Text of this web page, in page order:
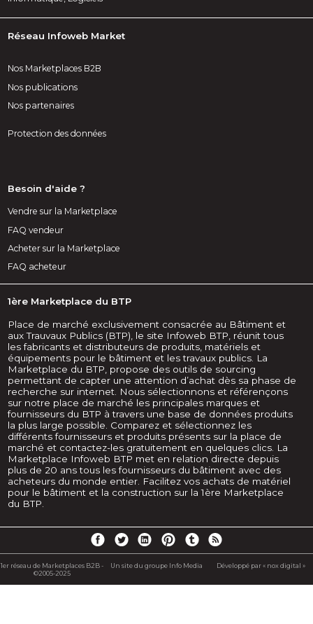
Réseau Infoweb Market
Nos Marketplaces B2B
Nos publications
Nos partenaires
Protection des données
Besoin d'aide ?
Vendre sur la Marketplace
FAQ vendeur
Acheter sur la Marketplace
FAQ acheteur
1ère Marketplace du BTP
Place de marché exclusivement consacrée au Bâtiment et
aux Trauvaux Publics (BTP), le site Infoweb BTP, réunit tous
les fabricants et distributeurs de produits, matériels et
équipements pour le bâtiment et les travaux publics. La
Marketplace du BTP, propose des outils de sourcing
permettant de capter une attention d’achat dès sa phase de
recherche sur internet. Nous sélectionnons et référençons
sur notre place de marché les principales marques et
fournisseurs du BTP à travers une base de données produits
la plus large possible. Comparez et sélectionnez les
différents fournisseurs et produits présents sur la place de
marché et contactez-les gratuitement en quelques clics. La
Marketplace Infoweb BTP met en relation directe depuis
plus de 20 ans tous les fournisseurs du bâtiment avec des
acheteurs du monde entier. Facilitez vos achats de matériel
pour le bâtiment et la construction sur la 1ère Marketplace
du BTP.
1er réseau de Marketplaces B2B -
©2005-2025
Un site du groupe Info Media Développé par « nox digital »